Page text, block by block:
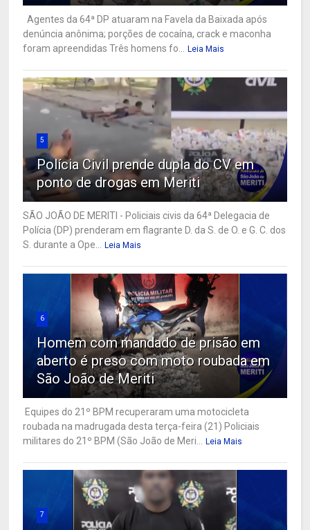
Agentes da 64ª DP atuaram na Favela da Baixada após
denúncia anônima; porções de cocaína, crack e maconha
foram apreendidas Três homens fo...
Leia Mais
5
Polícia Civil prende dupla do CV em
ponto de drogas em Meriti
SÃO JOÃO DE MERITI - Policiais civis da 64ª Delegacia de
Polícia (DP) prenderam em flagrante D. da S. de O. e G. C. dos
S. durante a Ope...
Leia Mais
6
Homem com mandado de prisão em
aberto é preso com moto roubada em
São João de Meriti
Equipes do 21º BPM recuperaram uma motocicleta
roubada na madrugada desta terça-feira (21) Policiais
militares do 21º BPM (São João de Meri...
Leia Mais
7